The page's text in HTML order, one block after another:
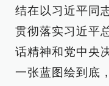
结在以习近平同
贯彻落实习近平
话精神和党中央
一张蓝图绘到底